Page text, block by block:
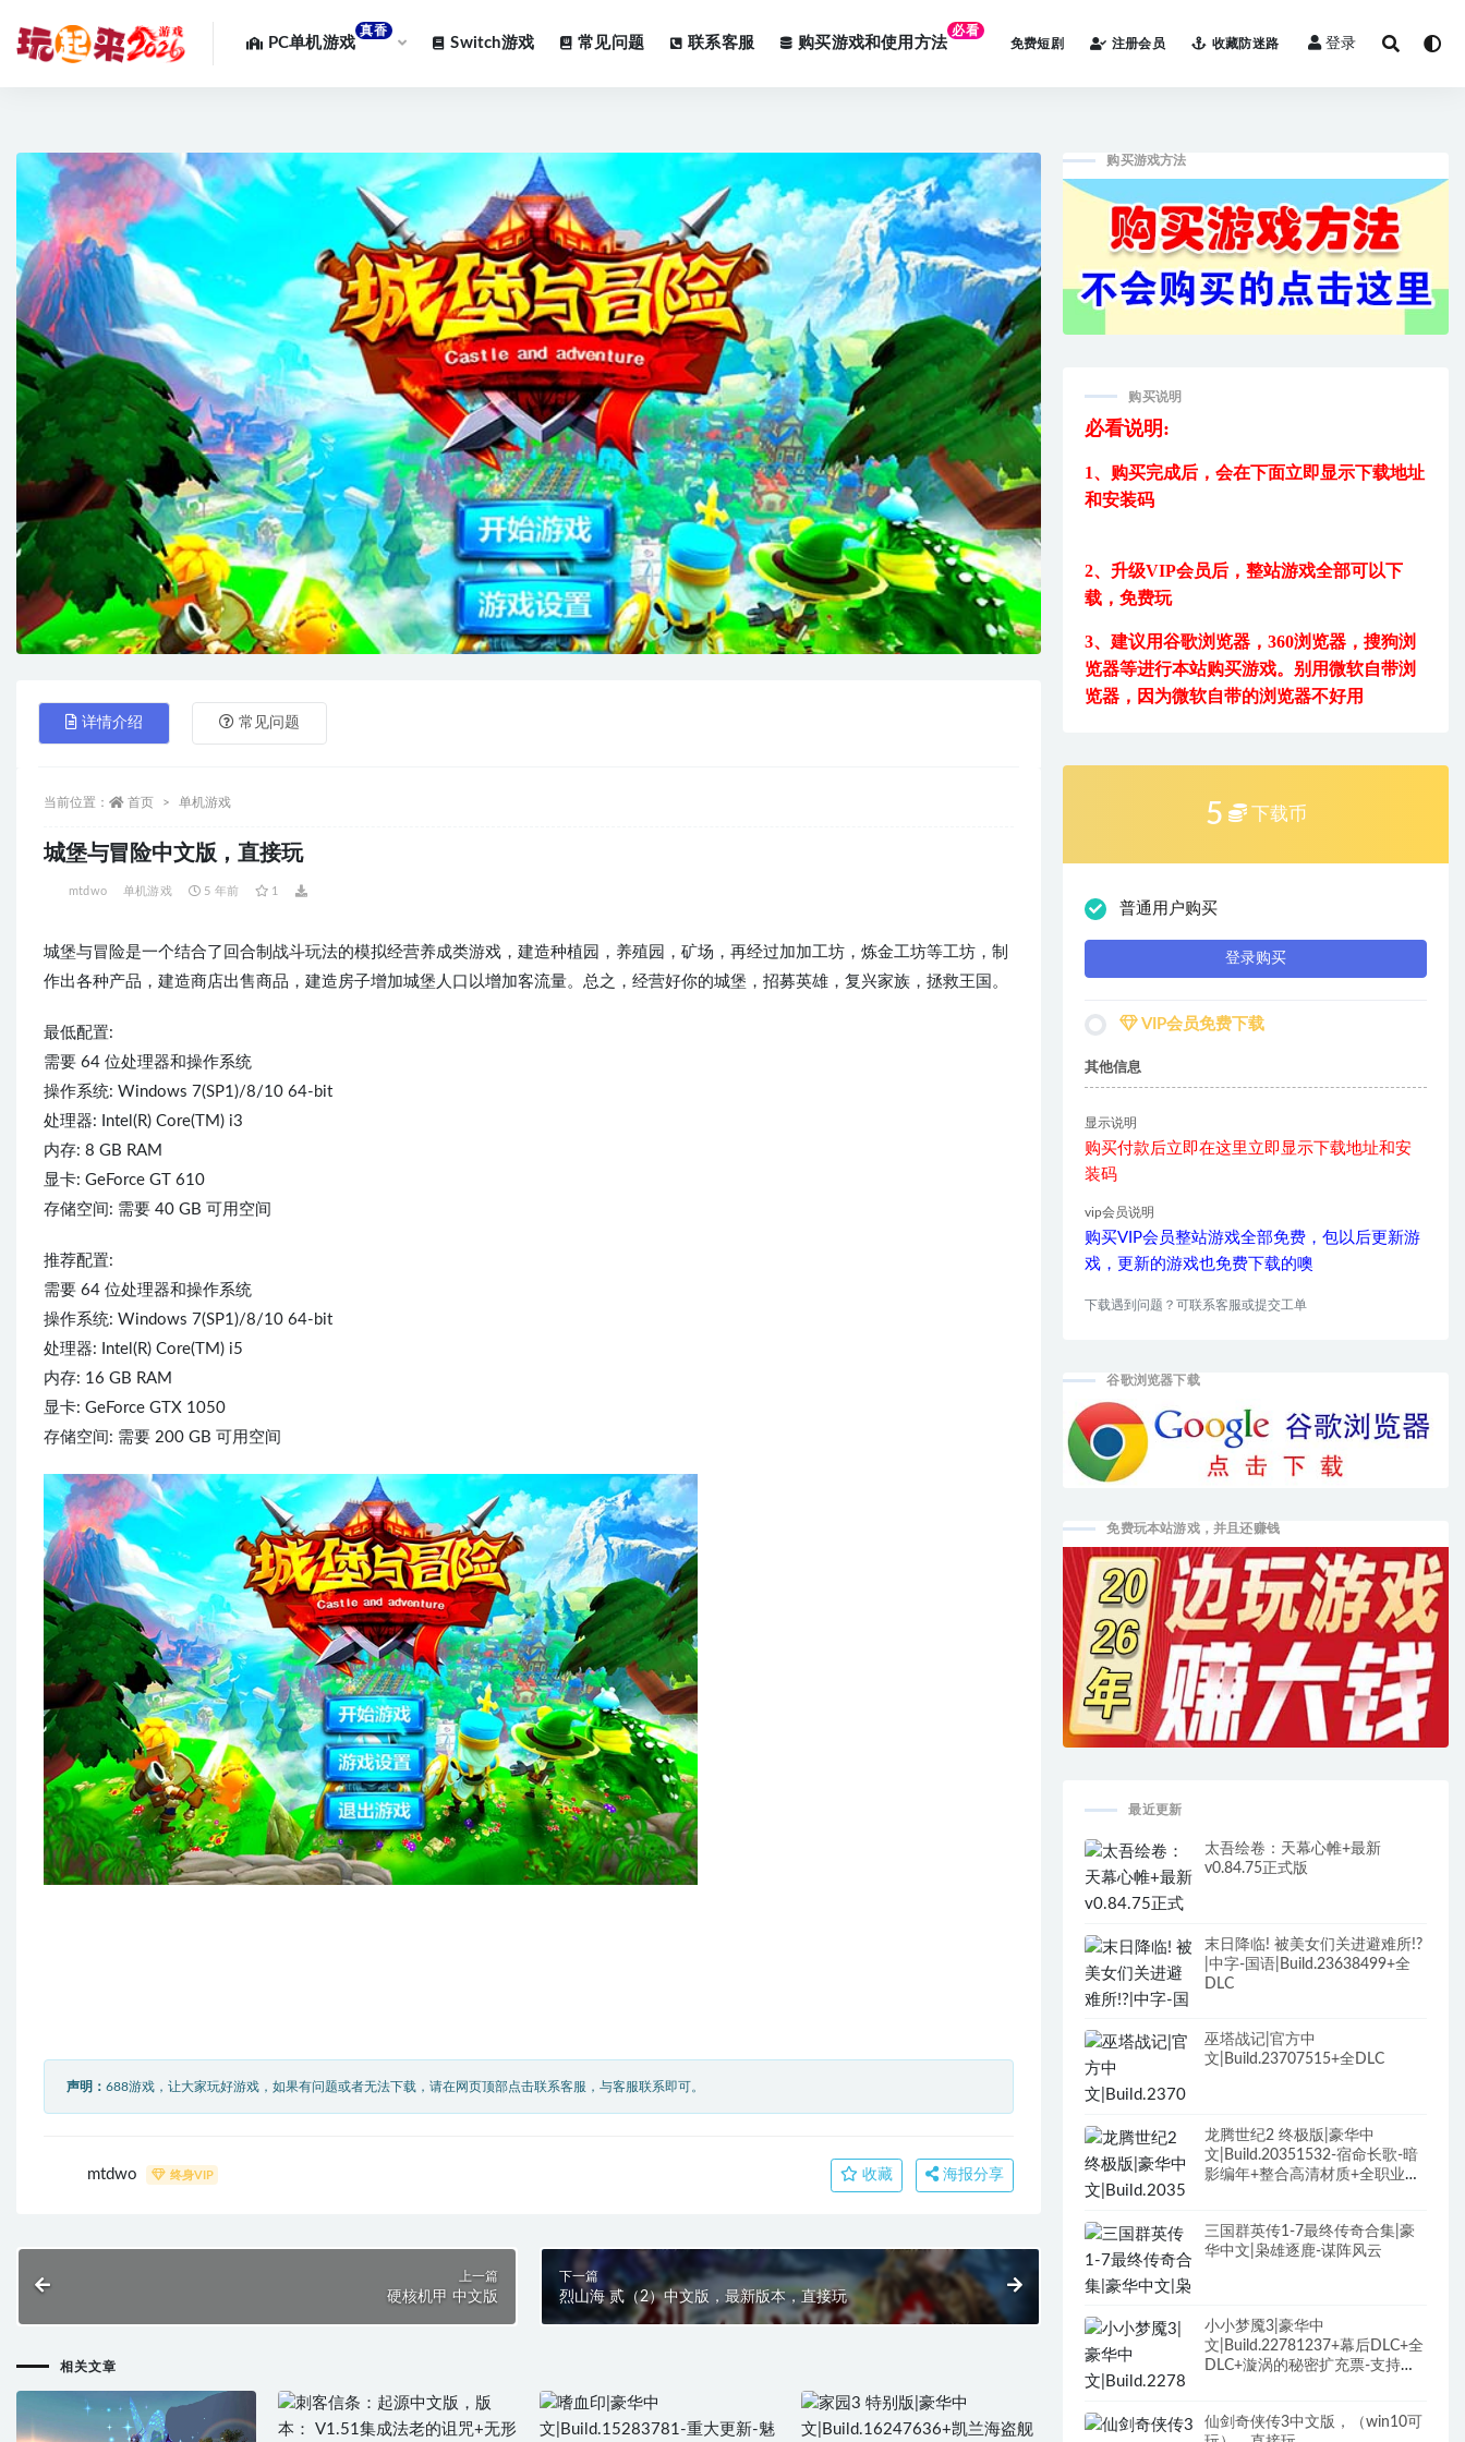
PC单机游戏
真香
Switch游戏 常见问题 联系客服 购买游戏和使用方法
必看
免费短剧
注册会员 收藏防迷路 登录
详情介绍 常见问题
当前位置： 首页 单机游戏
城堡与冒险中文版，直接玩
mtdwo 单机游戏 5 年前 1
城堡与冒险是一个结合了回合制战斗玩法的模拟经营养成类游戏，建造种植园，养殖园，矿场，再经过加加工坊，炼金工坊等工坊，制
作出各种产品，建造商店出售商品，建造房子增加城堡人口以增加客流量。总之，经营好你的城堡，招募英雄，复兴家族，拯救王国。
最低配置:
需要 64 位处理器和操作系统
操作系统: Windows 7(SP1)/8/10 64-bit
处理器: Intel(R) Core(TM) i3
内存: 8 GB RAM
显卡: GeForce GT 610
存储空间: 需要 40 GB 可用空间
推荐配置:
需要 64 位处理器和操作系统
操作系统: Windows 7(SP1)/8/10 64-bit
处理器: Intel(R) Core(TM) i5
内存: 16 GB RAM
显卡: GeForce GTX 1050
存储空间: 需要 200 GB 可用空间
声明： 688游戏，让大家玩好游戏，如果有问题或者无法下载，请在网页顶部点击联系客服，与客服联系即可。
mtdwo 终身VIP 收藏 海报分享
上一篇
硬核机甲 中文版
下一篇
烈山海 贰（2）中文版，最新版本，直接玩
相关文章
购买游戏方法
购买说明
必看说明:
1、购买完成后，会在下面立即显示下载地址
和安装码
2、升级VIP会员后，整站游戏全部可以下
载，免费玩
3、建议用谷歌浏览器，360浏览器，搜狗浏
览器等进行本站购买游戏。别用微软自带浏
览器，因为微软自带的浏览器不好用
5 下载币
普通用户购买
登录购买
VIP会员免费下载
其他信息
显示说明
购买付款后立即在这里立即显示下载地址和安
装码
vip会员说明
购买VIP会员整站游戏全部免费，包以后更新游
戏，更新的游戏也免费下载的噢
下载遇到问题？可联系客服或提交工单
谷歌浏览器下载
免费玩本站游戏，并且还赚钱
最近更新
太吾绘卷：天幕心帷+最新
v0.84.75正式版
末日降临! 被美女们关进避难所!?
|中字-国语|Build.23638499+全
DLC
巫塔战记|官方中
文|Build.23707515+全DLC
龙腾世纪2 终极版|豪华中
文|Build.20351532-宿命长歌-暗
影编年+整合高清材质+全职业最
三国群英传1-7最终传奇合集|豪
华中文|枭雄逐鹿-谋阵风云
小小梦魇3|豪华中
文|Build.22781237+幕后DLC+全
DLC+漩涡的秘密扩充票-支持手
仙剑奇侠传3中文版，（win10可